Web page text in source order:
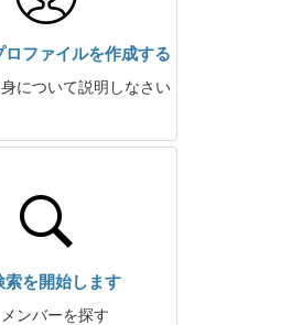
ロファイルを作成する
について説明しなさい
索を開始します
メンバーを探す